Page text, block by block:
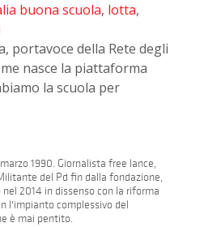
buona scuola, lotta,
portavoce della Rete degli
nasce la piattaforma
la scuola per
1990. Giornalista free lance,
del Pd fin dalla fondazione,
2014 in dissenso con la riforma
l'impianto complessivo del
è mai pentito.